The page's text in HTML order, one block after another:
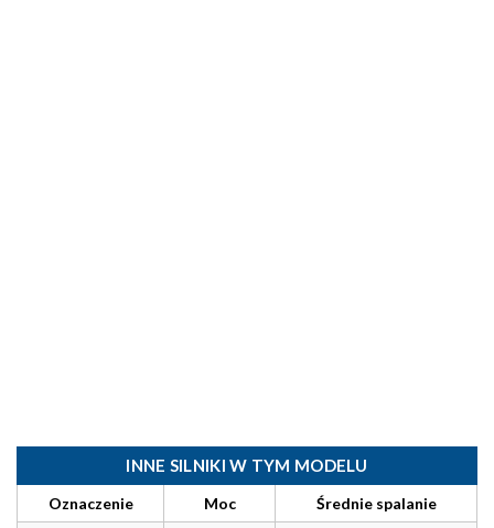
INNE SILNIKI W TYM MODELU
Oznaczenie Moc
Średnie spalanie